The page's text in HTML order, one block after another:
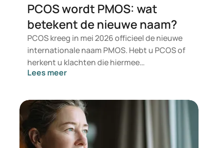
PCOS wordt PMOS: wat
betekent de nieuwe naam?
PCOS kreeg in mei 2026 officieel de nieuwe
internationale naam PMOS. Hebt u PCOS of
herkent u klachten die hiermee
overeenkomen? Medisch gezien verandert
echter meer nadruk op hormonen,
stofwisseling en de werking van de
eierstokken.
Lees meer